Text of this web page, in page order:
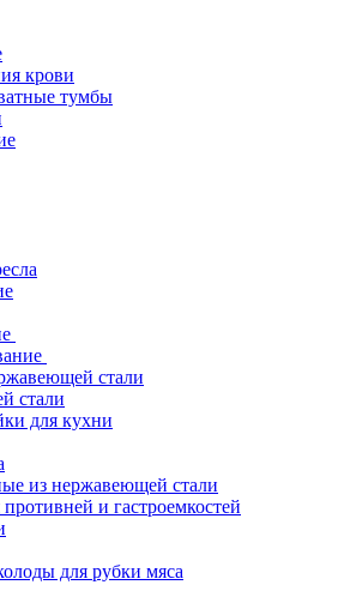
крови
тумбы
стали
стали
для кухни
из нержавеющей стали
и гастроемкостей
для рубки мяса